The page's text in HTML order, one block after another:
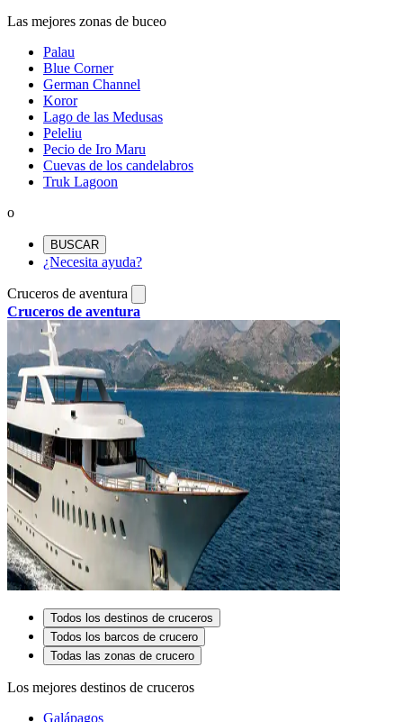
Las mejores zonas de buceo
Palau
Blue Corner
German Channel
Koror
Lago de las Medusas
Peleliu
Pecio de Iro Maru
Cuevas de los candelabros
Truk Lagoon
o
BUSCAR
¿Necesita ayuda?
Cruceros de aventura
Cruceros de aventura
Todos los destinos de cruceros
Todos los barcos de crucero
Todas las zonas de crucero
Los mejores destinos de cruceros
Galápagos